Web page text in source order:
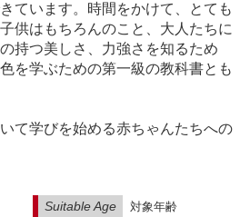
ています。時間をかけて、とても
供はもちろんのこと、大人たちに
持つ美しさ、力強さを知るため
を学ぶための第一級の教科書とも
て学びを始める赤ちゃんたちへの
Suitable Age 対象年齢